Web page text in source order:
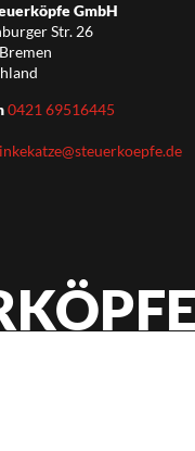
GmbH
Str. 26
0421 69516445